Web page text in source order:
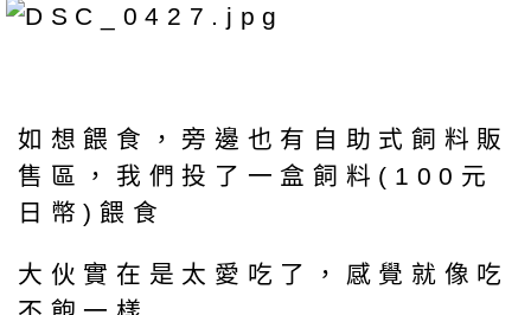
如想餵食，旁邊也有自助式飼料販
售區，我們投了一盒飼料(100元
日幣)餵食
大伙實在是太愛吃了，感覺就像吃